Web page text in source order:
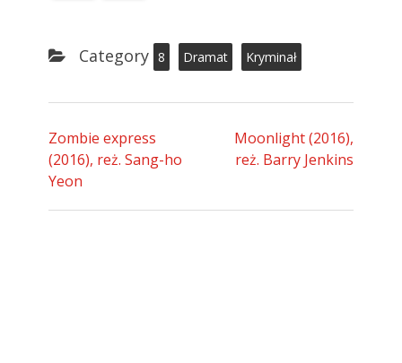
Category 8 Dramat Kryminał
Zombie express
(2016), reż. Sang-ho
Yeon
Moonlight (2016),
reż. Barry Jenkins